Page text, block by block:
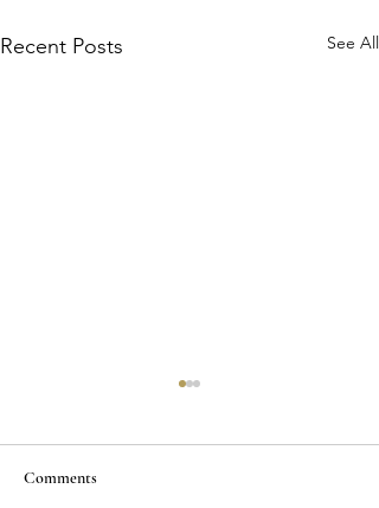
Recent Posts See All
Comments